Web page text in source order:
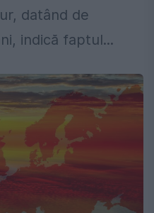
datând de
indică faptul...